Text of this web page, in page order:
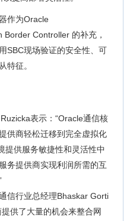
作为Oracle
Controller 的补充，
SBC现场验证的安全性、可
特征。
表示：“Oracle通信核
供商轻松迁移到完全虚拟化
提供服务敏捷性和灵活性中
务提供商实现利润所需的互
信行业总经理Bhaskar Gorti
供了大量的机会来整合网